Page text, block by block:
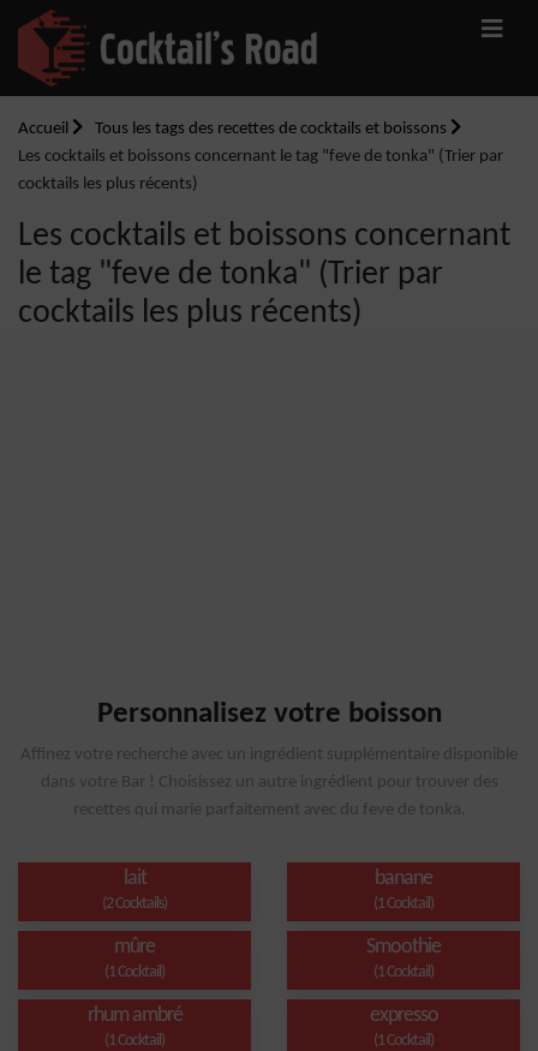
Accueil
Tous les tags des recettes de cocktails et boissons
Les cocktails et boissons concernant le tag "feve de tonka" (Trier par
cocktails les plus récents)
Les cocktails et boissons concernant
le tag "feve de tonka" (Trier par
cocktails les plus récents)
Personnalisez votre boisson
Affinez votre recherche avec un ingrédient supplémentaire disponible
dans votre Bar ! Choisissez un autre ingrédient pour trouver des
recettes qui marie parfaitement avec du feve de tonka.
lait
(2 Cocktails)
banane
(1 Cocktail)
mûre
(1 Cocktail)
Smoothie
(1 Cocktail)
rhum ambré
(1 Cocktail)
expresso
(1 Cocktail)